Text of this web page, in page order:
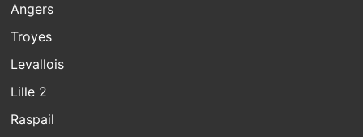
Angers
Troyes
Levallois
Lille 2
Raspail